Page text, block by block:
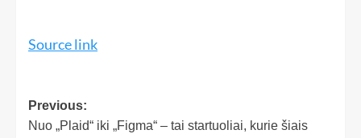
Source link
Previous:
Nuo „Plaid“ iki „Figma“ – tai startuoliai, kurie šiais